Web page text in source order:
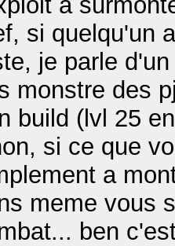
si quelqu'un
je parle
monstre des
build (lvl 25
si ce que
a
meme vous
ben